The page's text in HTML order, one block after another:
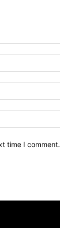
time I comment.